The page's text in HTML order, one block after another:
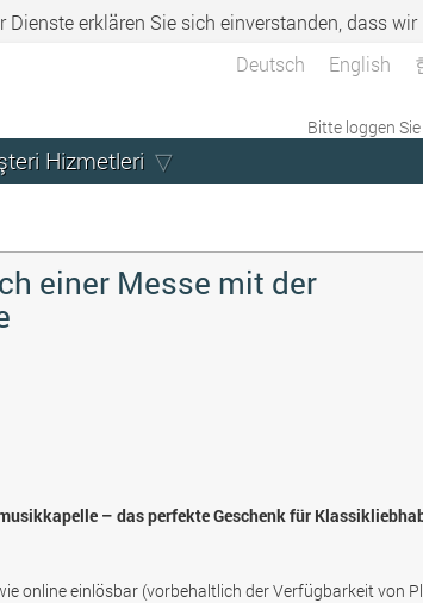
erklären Sie sich einverstanden, dass wir
Deutsch English
Bitte loggen
Hizmetleri
einer Messe mit der
– das perfekte Geschenk für
online einlösbar (vorbehaltlich der Verfügbarkeit von